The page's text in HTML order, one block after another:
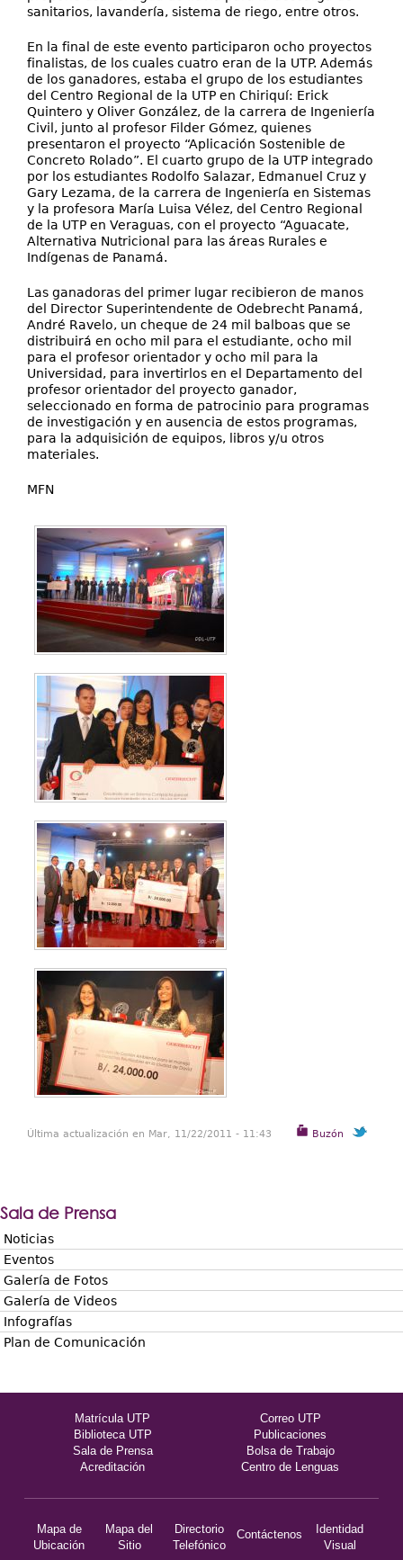
sanitarios, lavandería, sistema de riego, entre otros.
En la final de este evento participaron ocho proyectos
finalistas, de los cuales cuatro eran de la UTP. Además
de los ganadores, estaba el grupo de los estudiantes
del Centro Regional de la UTP en Chiriquí: Erick
Quintero y Oliver González, de la carrera de Ingeniería
Civil, junto al profesor Filder Gómez, quienes
presentaron el proyecto “Aplicación Sostenible de
Concreto Rolado”. El cuarto grupo de la UTP integrado
por los estudiantes Rodolfo Salazar, Edmanuel Cruz y
Gary Lezama, de la carrera de Ingeniería en Sistemas
y la profesora María Luisa Vélez, del Centro Regional
de la UTP en Veraguas, con el proyecto “Aguacate,
Alternativa Nutricional para las áreas Rurales e
Indígenas de Panamá.
Las ganadoras del primer lugar recibieron de manos
del Director Superintendente de Odebrecht Panamá,
André Ravelo, un cheque de 24 mil balboas que se
distribuirá en ocho mil para el estudiante, ocho mil
para el profesor orientador y ocho mil para la
Universidad, para invertirlos en el Departamento del
profesor orientador del proyecto ganador,
seleccionado en forma de patrocinio para programas
de investigación y en ausencia de estos programas,
para la adquisición de equipos, libros y/u otros
materiales.
MFN
Buzón
Última actualización en Mar, 11/22/2011 - 11:43
Sala de Prensa
Noticias
Eventos
Galería de Fotos
Galería de Videos
Infografías
Plan de Comunicación
Matrícula UTP
Correo UTP
Biblioteca UTP
Publicaciones
Sala de Prensa
Bolsa de Trabajo
Acreditación
Centro de Lenguas
Mapa de
Ubicación
Mapa del
Sitio
Directorio
Telefónico
Contáctenos
Identidad
Visual